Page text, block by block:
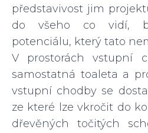
představivost jim
do všeho co vidí,
potenciálu, který tato
V prostorách vstupní
samostatná toaleta a
vstupní chodby se
ze které lze vkročit do
dřevěných točitých